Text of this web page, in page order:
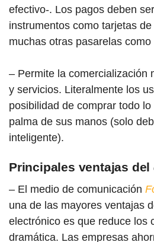
efectivo-. Los pagos deben
instrumentos como tarjetas
muchas otras pasarelas como
– Permite la comercialización
y servicios. Literalmente los
posibilidad de comprar todo
palma de sus manos (solo
inteligente).
Principales ventajas del
– El medio de comunicación
una de las mayores ventajas
electrónico es que reduce los
dramática. Las empresas